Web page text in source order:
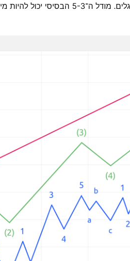
לחמישה גלים קטנים יותר, וכל גל תיקון ניתן